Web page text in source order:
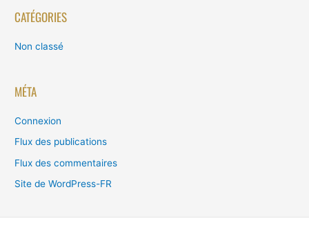
CATÉGORIES
Non classé
MÉTA
Connexion
Flux des publications
Flux des commentaires
Site de WordPress-FR